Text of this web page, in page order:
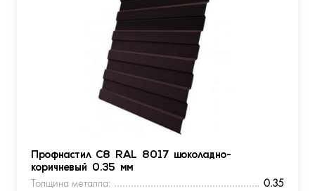
Профнастил С8 RAL 8017 шоколадно-
коричневый 0.35 мм
Толщина металла:
0.35